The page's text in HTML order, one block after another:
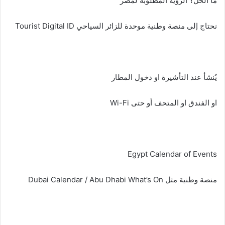
نحتاج إلى منصة وطنية موحدة للزائر السياحي Tourist Digital ID
يُنشأ عند التأشيرة او دخول المطار
او الفندق او المتحف أو حتى Wi-Fi
Egypt Calendar of Events
منصة وطنية مثل Dubai Calendar / Abu Dhabi What’s On